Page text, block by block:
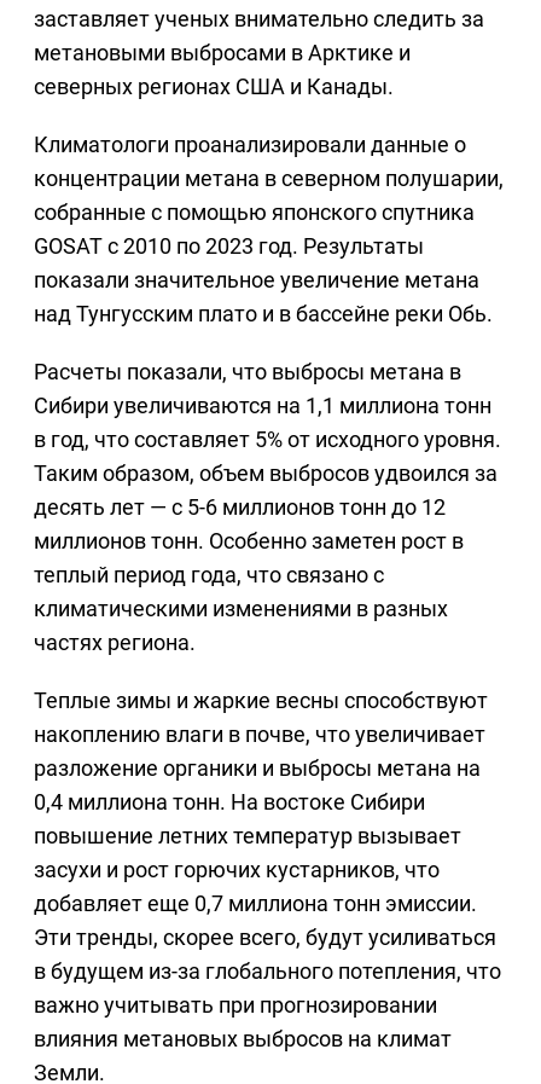
заставляет ученых внимательно следить за
метановыми выбросами в Арктике и
северных регионах США и Канады.
Климатологи проанализировали данные о
концентрации метана в северном полушарии,
собранные с помощью японского спутника
GOSAT с 2010 по 2023 год. Результаты
показали значительное увеличение метана
над Тунгусским плато и в бассейне реки Обь.
Расчеты показали, что выбросы метана в
Сибири увеличиваются на 1,1 миллиона тонн
в год, что составляет 5% от исходного уровня.
Таким образом, объем выбросов удвоился за
десять лет — с 5-6 миллионов тонн до 12
миллионов тонн. Особенно заметен рост в
теплый период года, что связано с
климатическими изменениями в разных
частях региона.
Теплые зимы и жаркие весны способствуют
накоплению влаги в почве, что увеличивает
разложение органики и выбросы метана на
0,4 миллиона тонн. На востоке Сибири
повышение летних температур вызывает
засухи и рост горючих кустарников, что
добавляет еще 0,7 миллиона тонн эмиссии.
Эти тренды, скорее всего, будут усиливаться
в будущем из-за глобального потепления, что
важно учитывать при прогнозировании
влияния метановых выбросов на климат
Земли.